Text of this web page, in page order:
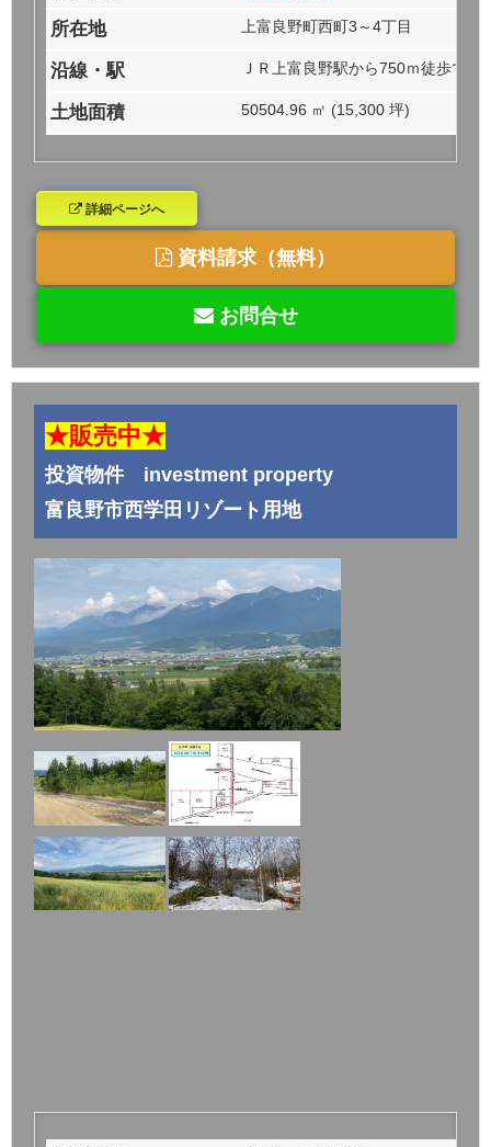
所在地
上富良野町西町3～4丁目
沿線・駅 ＪＲ上富良野駅から750ｍ徒歩で3
土地面積 50504.96 ㎡ (15,300 坪)
詳細ページへ
資料請求（無料）
お問合せ
★販売中★
投資物件 investment property
富良野市西学田リゾート用地